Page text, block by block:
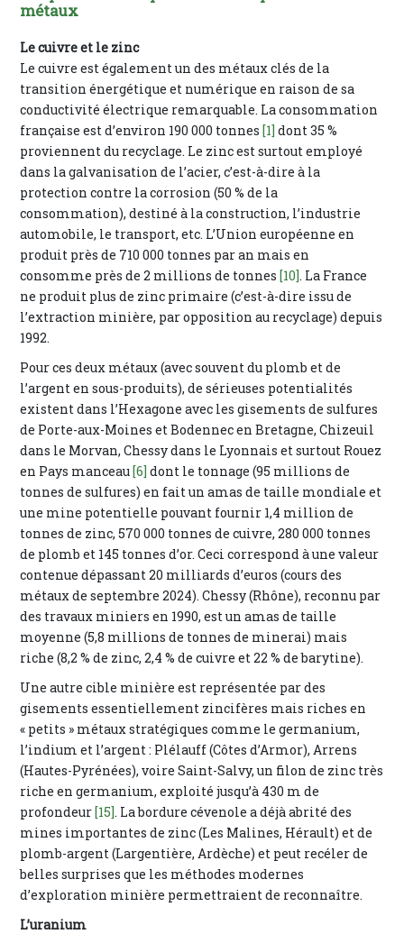
métaux
Le cuivre et le zinc
Le cuivre est également un des métaux clés de la
transition énergétique et numérique en raison de sa
conductivité électrique remarquable. La consommation
française est d’environ 190 000 tonnes[1] dont 35 %
proviennent du recyclage. Le zinc est surtout employé
dans la galvanisation de l’acier, c’est-à-dire à la
protection contre la corrosion (50 % de la
consommation), destiné à la construction, l’industrie
automobile, le transport, etc. L’Union européenne en
produit près de 710 000 tonnes par an mais en
consomme près de 2 millions de tonnes[10]. La France
ne produit plus de zinc primaire (c’est-à-dire issu de
l’extraction minière, par opposition au recyclage) depuis
1992.
Pour ces deux métaux (avec souvent du plomb et de
l’argent en sous-produits), de sérieuses potentialités
existent dans l’Hexagone avec les gisements de sulfures
de Porte-aux-Moines et Bodennec en Bretagne, Chizeuil
dans le Morvan, Chessy dans le Lyonnais et surtout Rouez
en Pays manceau[6] dont le tonnage (95 millions de
tonnes de sulfures) en fait un amas de taille mondiale et
une mine potentielle pouvant fournir 1,4 million de
tonnes de zinc, 570 000 tonnes de cuivre, 280 000 tonnes
de plomb et 145 tonnes d’or. Ceci correspond à une valeur
contenue dépassant 20 milliards d’euros (cours des
métaux de septembre 2024). Chessy (Rhône), reconnu par
des travaux miniers en 1990, est un amas de taille
moyenne (5,8 millions de tonnes de minerai) mais
riche (8,2 % de zinc, 2,4 % de cuivre et 22 % de barytine).
Une autre cible minière est représentée par des
gisements essentiellement zincifères mais riches en
« petits » métaux stratégiques comme le germanium,
l’indium et l’argent : Plélauff (Côtes d’Armor), Arrens
(Hautes-Pyrénées), voire Saint-Salvy, un filon de zinc très
riche en germanium, exploité jusqu’à 430 m de
profondeur[15]. La bordure cévenole a déjà abrité des
mines importantes de zinc (Les Malines, Hérault) et de
plomb-argent (Largentière, Ardèche) et peut recéler de
belles surprises que les méthodes modernes
d’exploration minière permettraient de reconnaître.
L’uranium